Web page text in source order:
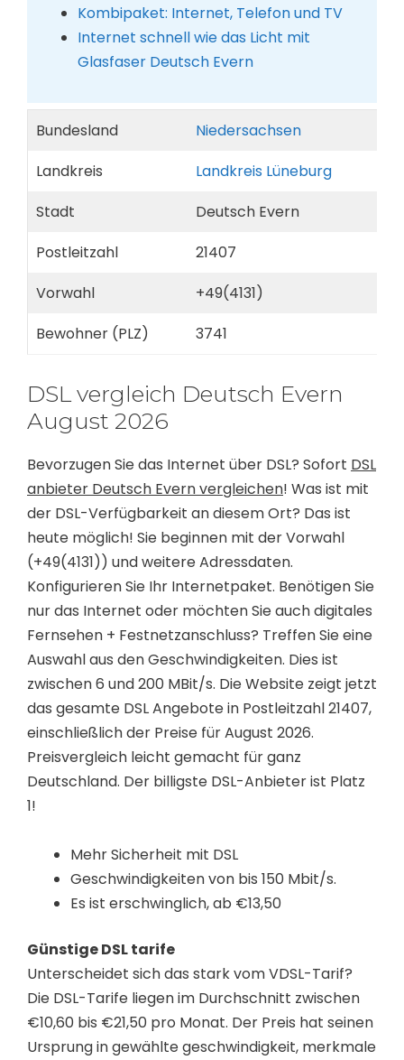
Kombipaket: Internet, Telefon und TV
Internet schnell wie das Licht mit
Glasfaser Deutsch Evern
Bundesland
Niedersachsen
Landkreis
Landkreis Lüneburg
Stadt
Deutsch Evern
Postleitzahl
21407
Vorwahl
+49(4131)
Bewohner (PLZ)
3741
DSL vergleich Deutsch Evern
August 2026
Bevorzugen Sie das Internet über DSL? Sofort DSL
anbieter Deutsch Evern vergleichen! Was ist mit
der DSL-Verfügbarkeit an diesem Ort? Das ist
heute möglich! Sie beginnen mit der Vorwahl
(+49(4131)) und weitere Adressdaten.
Konfigurieren Sie Ihr Internetpaket. Benötigen Sie
nur das Internet oder möchten Sie auch digitales
Fernsehen + Festnetzanschluss? Treffen Sie eine
Auswahl aus den Geschwindigkeiten. Dies ist
zwischen 6 und 200 MBit/s. Die Website zeigt jetzt
das gesamte DSL Angebote in Postleitzahl 21407,
einschließlich der Preise für August 2026.
Preisvergleich leicht gemacht für ganz
Deutschland. Der billigste DSL-Anbieter ist Platz
1!
Mehr Sicherheit mit DSL
Geschwindigkeiten von bis 150 Mbit/s.
Es ist erschwinglich, ab €13,50
Günstige DSL tarife
Unterscheidet sich das stark vom VDSL-Tarif?
Die DSL-Tarife liegen im Durchschnitt zwischen
€10,60 bis €21,50 pro Monat. Der Preis hat seinen
Ursprung in gewählte geschwindigkeit, merkmale